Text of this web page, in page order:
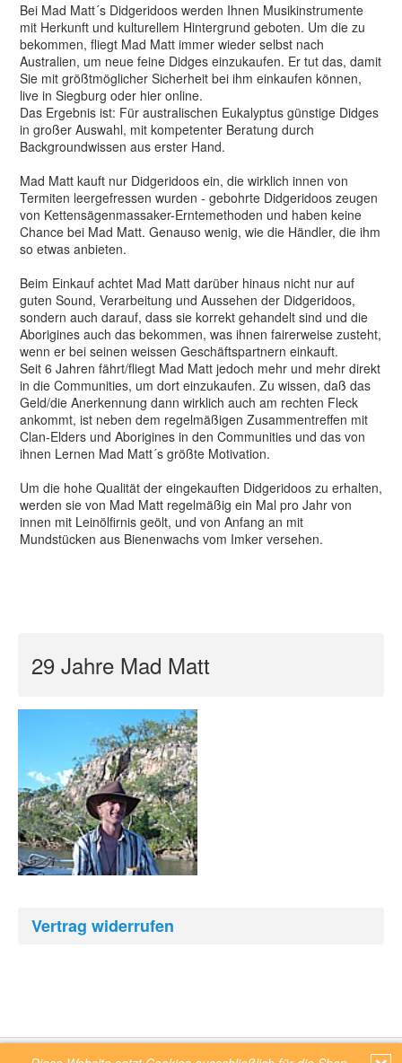
Bei Mad Matt´s Didgeridoos werden Ihnen Musikinstrumente
mit Herkunft und kulturellem Hintergrund geboten. Um die zu
bekommen, fliegt Mad Matt immer wieder selbst nach
Australien, um neue feine Didges einzukaufen. Er tut das, damit
Sie mit größtmöglicher Sicherheit bei ihm einkaufen können,
live in Siegburg oder hier online.
Das Ergebnis ist: Für australischen Eukalyptus günstige Didges
in großer Auswahl, mit kompetenter Beratung durch
Backgroundwissen aus erster Hand.
Mad Matt kauft nur Didgeridoos ein, die wirklich innen von
Termiten leergefressen wurden - gebohrte Didgeridoos zeugen
von Kettensägenmassaker-Erntemethoden und haben keine
Chance bei Mad Matt. Genauso wenig, wie die Händler, die ihm
so etwas anbieten.
Beim Einkauf achtet Mad Matt darüber hinaus nicht nur auf
guten Sound, Verarbeitung und Aussehen der Didgeridoos,
sondern auch darauf, dass sie korrekt gehandelt sind und die
Aborigines auch das bekommen, was ihnen fairerweise zusteht,
wenn er bei seinen weissen Geschäftspartnern einkauft.
Seit 6 Jahren fährt/fliegt Mad Matt jedoch mehr und mehr direkt
in die Communities, um dort einzukaufen. Zu wissen, daß das
Geld/die Anerkennung dann wirklich auch am rechten Fleck
ankommt, ist neben dem regelmäßigen Zusammentreffen mit
Clan-Elders und Aborigines in den Communities und das von
ihnen Lernen Mad Matt´s größte Motivation.
Um die hohe Qualität der eingekauften Didgeridoos zu erhalten,
werden sie von Mad Matt regelmäßig ein Mal pro Jahr von
innen mit Leinölfirnis geölt, und von Anfang an mit
Mundstücken aus Bienenwachs vom Imker versehen.
29 Jahre Mad Matt
Vertrag widerrufen